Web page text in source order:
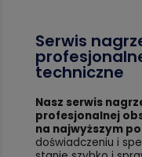
Serwis
techniczne
Nasz serwis
profesjonalnej
na najwyższym
doświadczeniu i